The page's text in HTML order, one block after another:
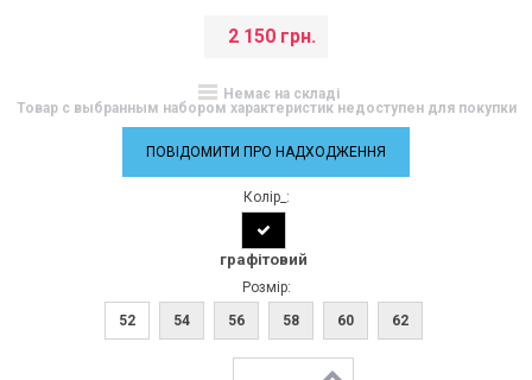
2 150 грн.
Немає на складі
Товар с выбранным набором характеристик недоступен для покупки
ПОВІДОМИТИ ПРО НАДХОДЖЕННЯ
Колір_:
графітовий
Розмір:
52
54 56 58 60 62